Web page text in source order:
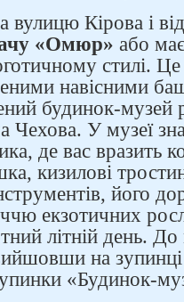
вулицю Кірова і
«Омюр» або
стилі.
навісними
будинок-музей
У музеї
де вас вразить
кизилові
його
екзотичних
літній день.
на
«Будинок-